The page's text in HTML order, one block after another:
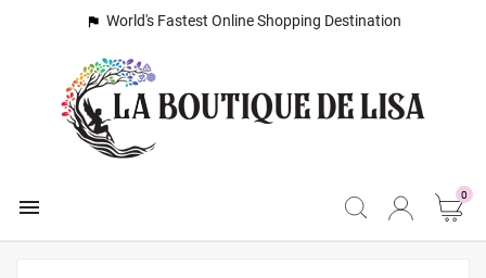
 World's Fastest Online Shopping Destination
 0